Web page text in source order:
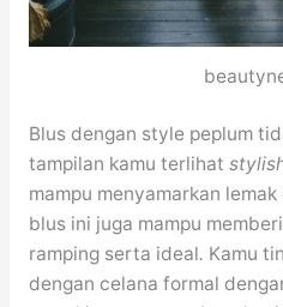
Blus dengan style peplum
tampilan kamu terlihat
mampu menyamarkan
blus ini juga mampu
ramping serta ideal. Kamu
dengan celana formal